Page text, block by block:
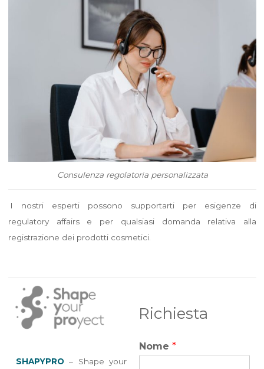
Consulenza regolatoria personalizzata
I nostri esperti possono supportarti per esigenze di
regulatory affairs e per qualsiasi domanda relativa alla
registrazione dei prodotti cosmetici.
SHAPYPRO– Shape your
Richiesta
Nome *